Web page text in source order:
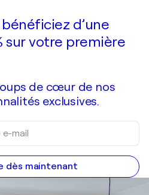
d’une
sur votre première
de cœur de nos
exclusives.
dès maintenant